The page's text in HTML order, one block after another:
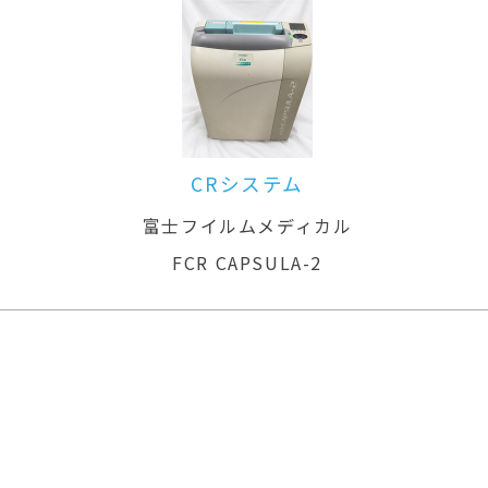
CRシステム
富士フイルムメディカル
FCR CAPSULA-2